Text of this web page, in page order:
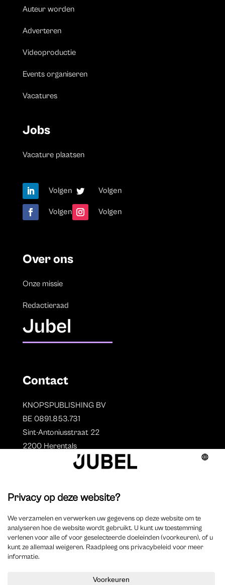
Auteur worden
Adverteren
Videoproductie
Events organiseren
Vacatures
Jobs
Vacature plaatsen
Volgen Volgen
Volgen Volgen
Over ons
Onze missie
Redactieraad
Jubel
Contact
KNOPSPUBLISHING BV
BE 0891.853.731
Sint-Antoniusstraat 22
2200 Herentals
Auteurs
Overzicht auteurs
Auteur worden?